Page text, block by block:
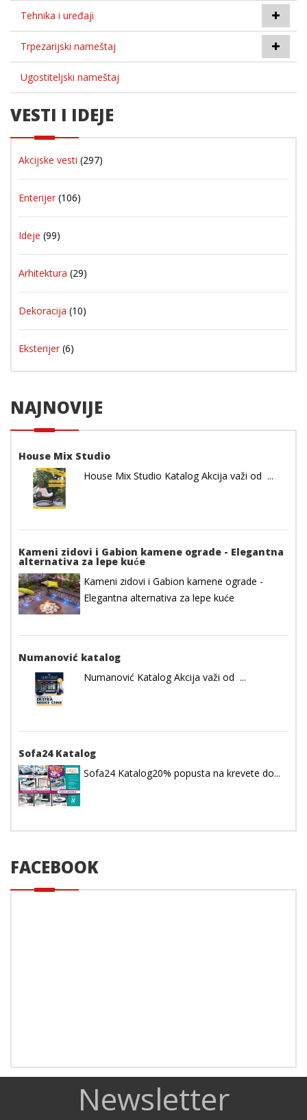
Tehnika i uređaji
Trpezarijski nameštaj
Ugostiteljski nameštaj
VESTI I IDEJE
Akcijske vesti (297)
Enterijer (106)
Ideje (99)
Arhitektura (29)
Dekoracija (10)
Eksterijer (6)
NAJNOVIJE
House Mix Studio
House Mix Studio Katalog Akcija važi od ...
Kameni zidovi i Gabion kamene ograde - Elegantna
alternativa za lepe kuće
Kameni zidovi i Gabion kamene ograde -
Elegantna alternativa za lepe kuće
Numanović katalog
Numanović Katalog Akcija važi od ...
Sofa24 Katalog
Sofa24 Katalog20% popusta na krevete do...
FACEBOOK
Newsletter